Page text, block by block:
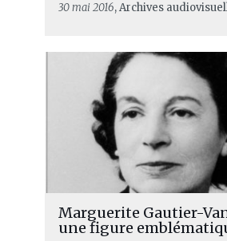
30 mai 2016, Archives
Marguerite Gautier-
une figure